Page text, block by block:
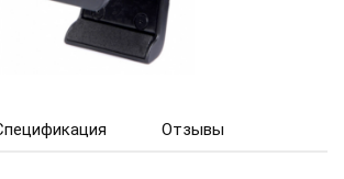
Отзывы